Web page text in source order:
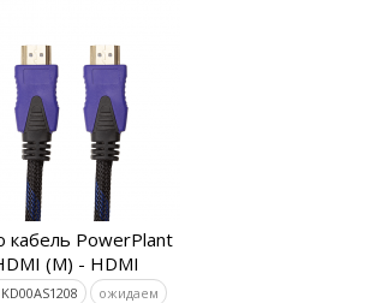
кабель PowerPlant
(M) - HDMI
ожидаем